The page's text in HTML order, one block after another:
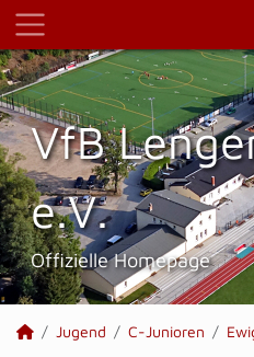
VfB
e.V.
Offizielle Homepage
Jugend C-Junioren